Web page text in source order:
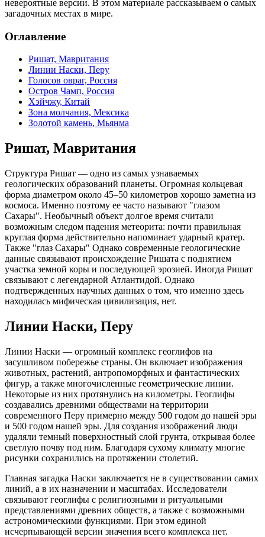
невероятные версии. В этом материале рассказываем о самых
загадочных местах в мире.
Оглавление
Ришат, Мавритания
Линии Наски, Перу
Голосов овраг, Россия
Остров Чамп, Россия
Хэйчжу, Китай
Зона молчания, Мексика
Золотой камень, Мьянма
Ришат, Мавритания
Структура Ришат — одно из самых узнаваемых
геологических образований планеты. Огромная кольцевая
форма диаметром около 45–50 километров хорошо заметна из
космоса. Именно поэтому ее часто называют "глазом
Сахары". Необычный объект долгое время считали
возможным следом падения метеорита: почти правильная
круглая форма действительно напоминает ударный кратер.
Также "глаз Сахары" Однако современные геологические
данные связывают происхождение Ришата с поднятием
участка земной коры и последующей эрозией. Иногда Ришат
связывают с легендарной Атлантидой. Однако
подтвержденных научных данных о том, что именно здесь
находилась мифическая цивилизация, нет.
Линии Наски, Перу
Линии Наски — огромный комплекс геоглифов на
засушливом побережье страны. Он включает изображения
животных, растений, антропоморфных и фантастических
фигур, а также многочисленные геометрические линии.
Некоторые из них протянулись на километры. Геоглифы
создавались древними обществами на территории
современного Перу примерно между 500 годом до нашей эры
и 500 годом нашей эры. Для создания изображений люди
удаляли темный поверхностный слой грунта, открывая более
светлую почву под ним. Благодаря сухому климату многие
рисунки сохранились на протяжении столетий.
Главная загадка Наски заключается не в существовании самих
линий, а в их назначении и масштабах. Исследователи
связывают геоглифы с религиозными и ритуальными
представлениями древних обществ, а также с возможными
астрономическими функциями. При этом единой
исчерпывающей версии значения всего комплекса нет.